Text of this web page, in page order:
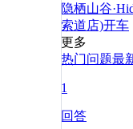
隐栖山谷
索道店)开车
更多
热门问题最
1
回答